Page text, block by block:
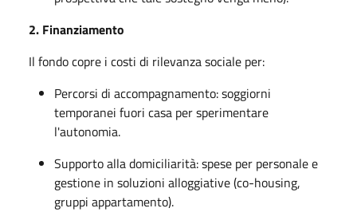
2. Finanziamento
Il fondo copre i costi di rilevanza sociale per:
Percorsi di accompagnamento: soggiorni
temporanei fuori casa per sperimentare
l'autonomia.
Supporto alla domiciliarità: spese per personale e
gestione in soluzioni alloggiative (co-housing,
gruppi appartamento).